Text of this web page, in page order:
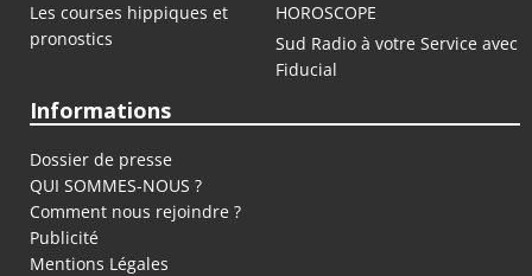
Les courses hippiques et
pronostics
HOROSCOPE
Sud Radio à votre Service avec
Fiducial
Informations
Dossier de presse
QUI SOMMES-NOUS ?
Comment nous rejoindre ?
Publicité
Mentions Légales